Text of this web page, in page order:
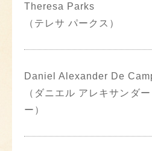
Theresa Parks
（テレサ パークス）
Daniel Alexander De
（ダニエル アレキサンダ
ー）